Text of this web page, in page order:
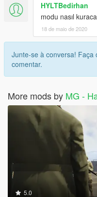
HYLTBedirhan
modu nasıl
18 de maio de 2020
Junte-se à conversa! Faça
comentar.
More mods by MG -
5.0